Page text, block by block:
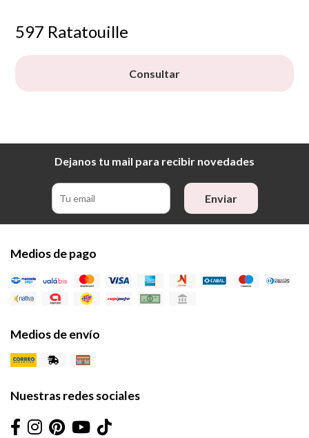
597 Ratatouille
Consultar
Dejanos tu mail para recibir novedades
Enviar
Medios de pago
Medios de envío
Nuestras redes sociales